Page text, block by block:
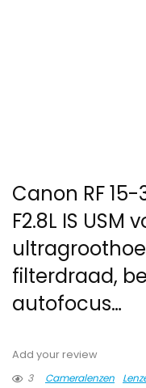
Canon RF
F2.8L IS USM
filterdraad,
autofocus…
Add your review
3
Cameralenzen